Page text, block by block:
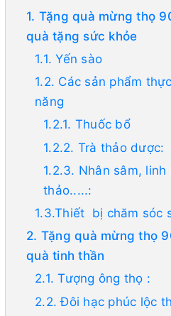
1. Tặng quà mừng thọ
quà tặng sức khỏe
1.1. Yến sào
1.2. Các sản phẩm
năng
1.2.1. Thuốc bổ
1.2.2. Trà thảo dược:
1.2.3. Nhân sâm,
thảo.....:
1.3.Thiết bị chăm sóc
2. Tặng quà mừng thọ
quà tinh thần
2.1. Tượng ông thọ :
2.2. Đôi hạc phúc lộc